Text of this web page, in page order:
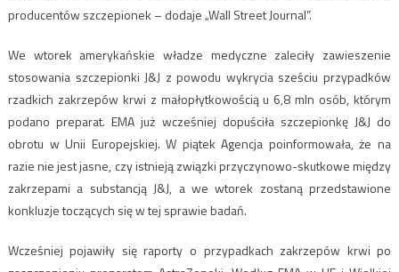
producentów szczepionek – dodaje „Wall Street Journal”.
We wtorek amerykańskie władze medyczne zaleciły zawieszenie
stosowania szczepionki J&J z powodu wykrycia sześciu przypadków
rzadkich zakrzepów krwi z małopłytkowością u 6,8 mln osób, którym
podano preparat. EMA już wcześniej dopuściła szczepionkę J&J do
obrotu w Unii Europejskiej. W piątek Agencja poinformowała, że na
razie nie jest jasne, czy istnieją związki przyczynowo-skutkowe między
zakrzepami a substancją J&J, a we wtorek zostaną przedstawione
konkluzje toczących się w tej sprawie badań.
Wcześniej pojawiły się raporty o przypadkach zakrzepów krwi po